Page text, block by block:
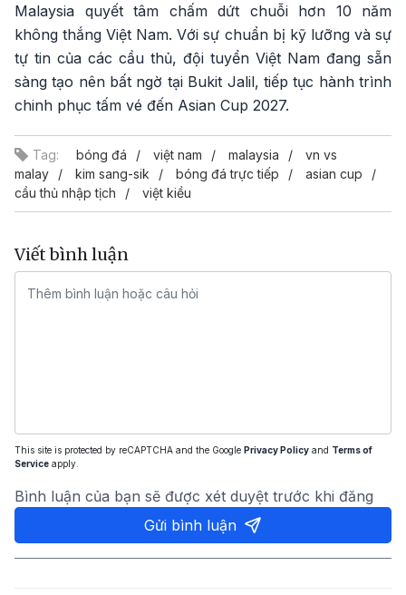
Malaysia quyết tâm chấm dứt chuỗi hơn 10 năm
không thắng Việt Nam. Với sự chuẩn bị kỹ lưỡng và sự
tự tin của các cầu thủ, đội tuyển Việt Nam đang sẵn
sàng tạo nên bất ngờ tại Bukit Jalil, tiếp tục hành trình
chinh phục tấm vé đến Asian Cup 2027.
Tag: bóng đá việt nam malaysia
vn vs
malay
kim sang-sik bóng đá trực tiếp
asian cup
cầu thủ nhập tịch
việt kiều
Viết bình luận
This site is protected by reCAPTCHA and the Google Privacy Policy and Terms of
Service apply.
Bình luận của bạn sẽ được xét duyệt trước khi đăng
Gửi bình luận